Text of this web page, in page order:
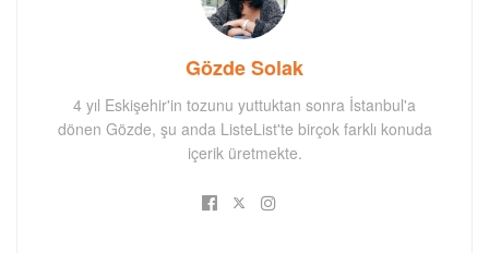
Gözde Solak
4 yıl Eskişehir'in tozunu yuttuktan sonra İstanbul'a
dönen Gözde, şu anda ListeList'te birçok farklı konuda
içerik üretmekte.